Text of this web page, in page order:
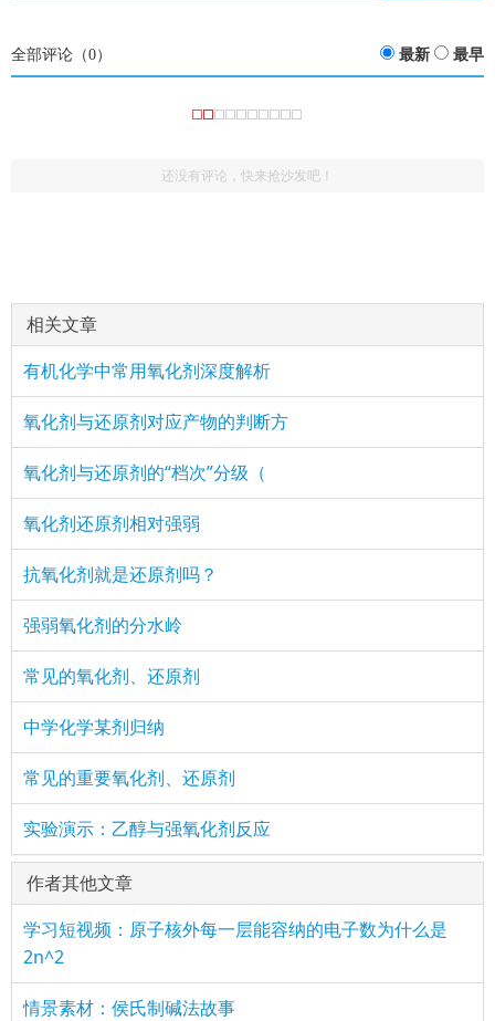
全部评论（0） 最新 最早
还没有评论，快来抢沙发吧！
相关文章
有机化学中常用氧化剂深度解析
氧化剂与还原剂对应产物的判断方
氧化剂与还原剂的“档次”分级（
氧化剂还原剂相对强弱
抗氧化剂就是还原剂吗？
强弱氧化剂的分水岭
常见的氧化剂、还原剂
中学化学某剂归纳
常见的重要氧化剂、还原剂
实验演示：乙醇与强氧化剂反应
作者其他文章
学习短视频：原子核外每一层能容纳的电子数为什么是
2n^2
情景素材：侯氏制碱法故事